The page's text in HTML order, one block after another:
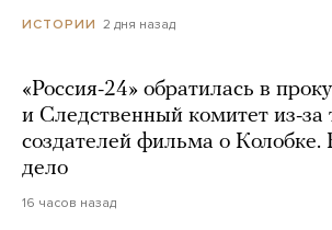
ИСТОРИИ 2 дня назад
«Россия-24» обратилась в
и Следственный комитет из-за
создателей фильма о Колобке.
дело
16 часов назад